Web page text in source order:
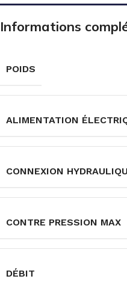
Informations
POIDS
ALIMENTATION
CONNEXION
CONTRE PRESSION MAX
DÉBIT